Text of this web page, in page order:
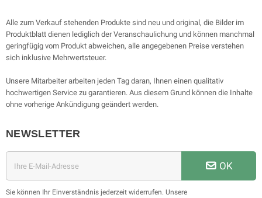
Alle zum Verkauf stehenden Produkte sind neu und original, die Bilder im
Produktblatt dienen lediglich der Veranschaulichung und können manchmal
geringfügig vom Produkt abweichen, alle angegebenen Preise verstehen
sich inklusive Mehrwertsteuer.
Unsere Mitarbeiter arbeiten jeden Tag daran, Ihnen einen qualitativ
hochwertigen Service zu garantieren. Aus diesem Grund können die Inhalte
ohne vorherige Ankündigung geändert werden.
NEWSLETTER
OK
Sie können Ihr Einverständnis jederzeit widerrufen. Unsere